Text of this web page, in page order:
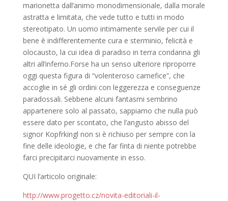
marionetta dall’animo monodimensionale, dalla morale
astratta e limitata, che vede tutto e tutti in modo
stereotipato. Un uomo intimamente servile per cui il
bene è indifferentemente cura e sterminio, felicità e
olocausto, la cui idea di paradiso in terra condanna gli
altri all’inferno.Forse ha un senso ulteriore riproporre
oggi questa figura di “volenteroso carnefice”, che
accoglie in sé gli ordini con leggerezza e conseguenze
paradossali. Sebbene alcuni fantasmi sembrino
appartenere solo al passato, sappiamo che nulla può
essere dato per scontato, che l’angusto abisso del
signor Kopfrkingl non si è richiuso per sempre con la
fine delle ideologie, e che far finta di niente potrebbe
farci precipitarci nuovamente in esso.
QUI l’articolo originale:
http://www.progetto.cz/novita-editoriali-il-